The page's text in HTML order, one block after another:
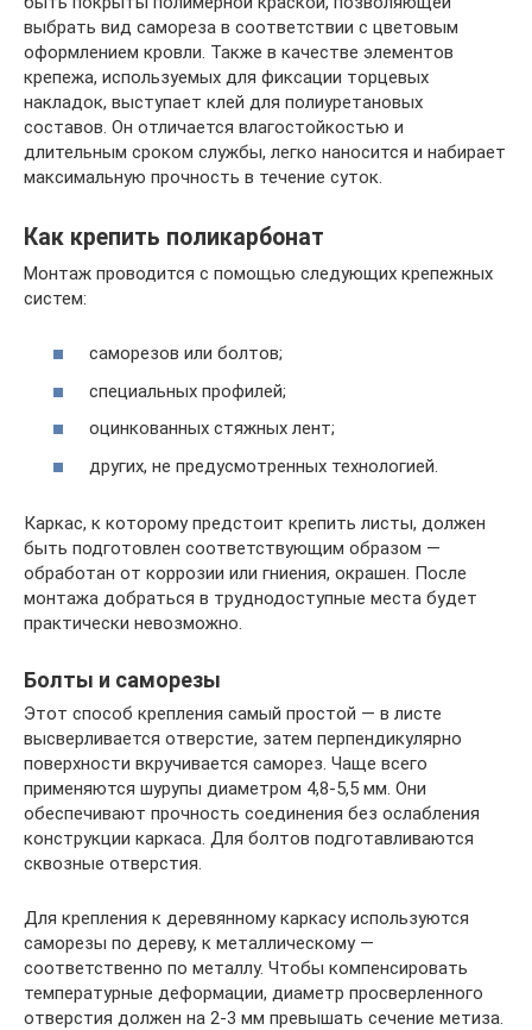
выбрать вид самореза в соответствии с цветовым
оформлением кровли. Также в качестве элементов
крепежа, используемых для фиксации торцевых
накладок, выступает клей для полиуретановых
составов. Он отличается влагостойкостью и
длительным сроком службы, легко наносится и набирает
максимальную прочность в течение суток.
Как крепить поликарбонат
Монтаж проводится с помощью следующих крепежных
систем:
саморезов или болтов;
специальных профилей;
оцинкованных стяжных лент;
других, не предусмотренных технологией.
Каркас, к которому предстоит крепить листы, должен
быть подготовлен соответствующим образом —
обработан от коррозии или гниения, окрашен. После
монтажа добраться в труднодоступные места будет
практически невозможно.
Болты и саморезы
Этот способ крепления самый простой — в листе
высверливается отверстие, затем перпендикулярно
поверхности вкручивается саморез. Чаще всего
применяются шурупы диаметром 4,8-5,5 мм. Они
обеспечивают прочность соединения без ослабления
конструкции каркаса. Для болтов подготавливаются
сквозные отверстия.
Для крепления к деревянному каркасу используются
саморезы по дереву, к металлическому —
соответственно по металлу. Чтобы компенсировать
температурные деформации, диаметр просверленного
отверстия должен на 2-3 мм превышать сечение метиза.